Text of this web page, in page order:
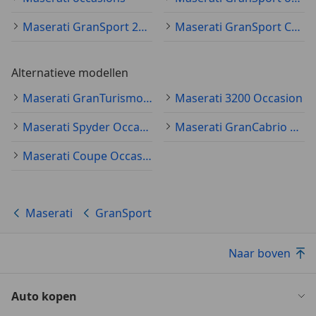
Maserati GranSport 2005
Maserati GranSport Coupé
Alternatieve modellen
Maserati GranTurismo Occasion
Maserati 3200 Occasion
Maserati Spyder Occasion
Maserati GranCabrio Occasion
Maserati Coupe Occasion
Maserati GranSport
Naar boven
Auto kopen